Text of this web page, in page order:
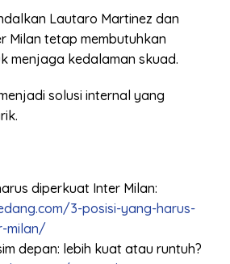
Lautaro Martinez dan
Milan tetap membutuhkan
menjaga kedalaman skuad.
solusi internal yang
diperkuat Inter Milan:
3-posisi-yang-harus-
milan/
depan: lebih kuat atau runtuh?